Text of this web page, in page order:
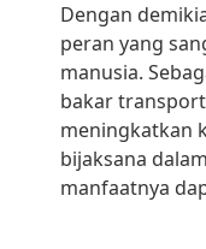
Dengan
peran yang
manusia.
bakar
meningkatkan
bijaksana
manfaatnya